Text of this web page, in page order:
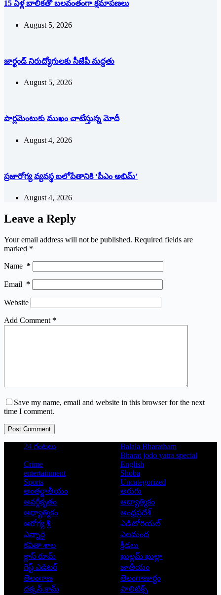
15 ఏళ్ల బాలికతో బలవంతంగా క్షమాపణలు
August 5, 2026
జార్ఖండ్‌ ‌నిరుద్యోగులకు సీజేపీ మద్దతు
August 5, 2026
పార్లమెంటుకు ముఖం చాటేస్తున్న మోదీ
August 4, 2026
ప్రజారోగ్య వ్యవస్థ బలోపేతానికి ‘పీఎం అభిమ్‌’
August 4, 2026
Leave a Reply
Your email address will not be published. Required fields are
marked *
Name *
Email *
Website
Add Comment *
Save my name, email and website in this browser for the next
time I comment.
Post Comment
24 గంటలు
Balala Bharatham
Bharat jodo yatra special
Crime
English
entertainment
Shoba
Sports
Uncategorized
అంతర్జాతీయం
అరుగు
అవర్గీకృతం
ఆద్యాత్మికం
ఆధ్యాత్మికం
ఆంధ్రప్రదేశ్
ఆరోగ్య శ్రీ
ఎడిటోరియల్
ఎన్నారై
ఎలమంద
కవితా శాల
క్రీడలు
క్లాస్ రూమ్
ఖుల్లమ్ ఖుల్లా
గెస్ట్ ఎడిటర్
జాతీయం
తెలంగాణ
తెలంగాణార్థం
దక్కన్.కామ్
పాలిటిక్స్